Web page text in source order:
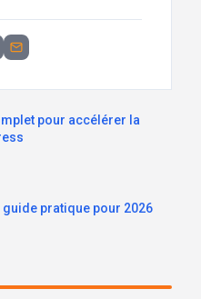
pour accélérer la
guide pratique pour 2026